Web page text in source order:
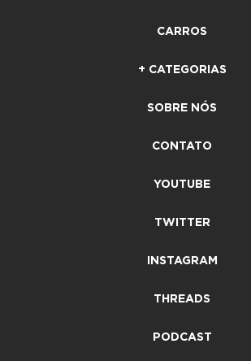
CARROS
+ CATEGORIAS
SOBRE NÓS
CONTATO
YOUTUBE
TWITTER
INSTAGRAM
THREADS
PODCAST